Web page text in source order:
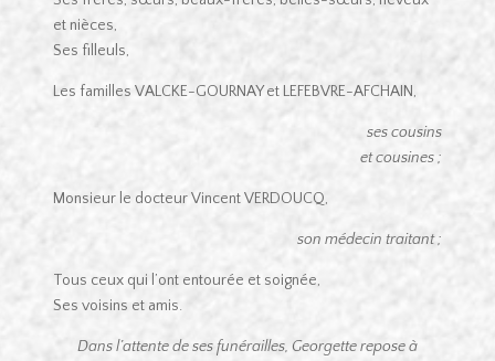
et nièces,
Ses filleuls,
Les familles VALCKE-GOURNAY et LEFEBVRE-AFCHAIN,
ses cousins
et cousines ;
Monsieur le docteur Vincent VERDOUCQ,
son médecin traitant ;
Tous ceux qui l’ont entourée et soignée,
Ses voisins et amis.
Dans l’attente de ses funérailles, Georgette repose à